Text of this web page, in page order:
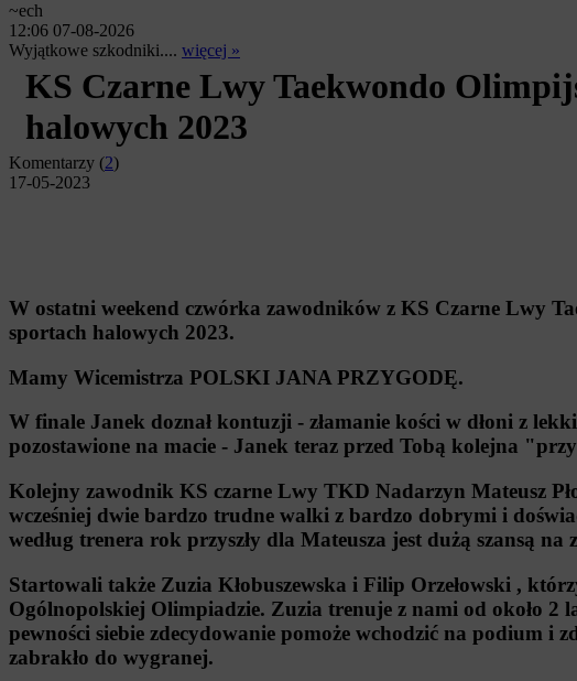
~ech
12:06 07-08-2026
Wyjątkowe szkodniki.... więcej »
KS Czarne Lwy Taekwondo
halowych 2023
Komentarzy (2)
17-05-2023
W ostatni weekend czwórka zawodników z KS Czarne Lwy
sportach halowych 2023.
Mamy Wicemistrza POLSKI JANA PRZYGODĘ.
W finale Janek doznał kontuzji - złamanie kości w dłoni z
pozostawione na macie - Janek teraz przed Tobą kolejna
Kolejny zawodnik KS czarne Lwy TKD Nadarzyn Mateusz
wcześniej dwie bardzo trudne walki z bardzo dobrymi i
według trenera rok przyszły dla Mateusza jest dużą szansą
Startowali także Zuzia Kłobuszewska i Filip Orzełowski ,
Ogólnopolskiej Olimpiadzie. Zuzia trenuje z nami od około 2
pewności siebie zdecydowanie pomoże wchodzić na podium i
zabrakło do wygranej.